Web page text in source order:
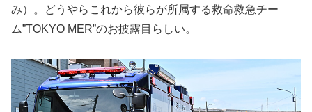
み）。どうやらこれから彼らが所属する救命救急チー
ム”TOKYO MER”のお披露目らしい。